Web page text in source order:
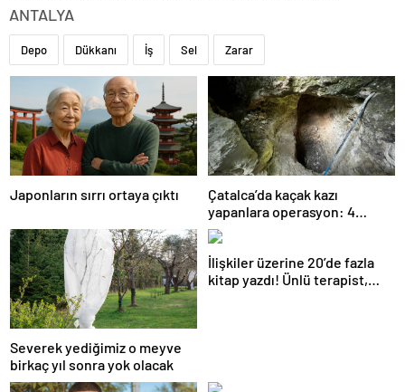
ANTALYA
Depo Dükkanı İş Sel Zarar
Japonların sırrı ortaya çıktı
Çatalca’da kaçak kazı
yapanlara operasyon: 4
gözaltı
Severek yediğimiz o meyve
birkaç yıl sonra yok olacak
İlişkiler üzerine 20’de fazla
kitap yazdı! Ünlü terapist,